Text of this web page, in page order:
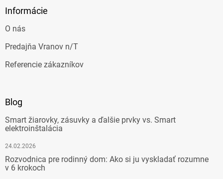
Informácie
O nás
Predajňa Vranov n/T
Referencie zákazníkov
Blog
Smart žiarovky, zásuvky a ďalšie prvky vs. Smart
elektroinštalácia
24.02.2026
Rozvodnica pre rodinný dom: Ako si ju vyskladať rozumne
v 6 krokoch